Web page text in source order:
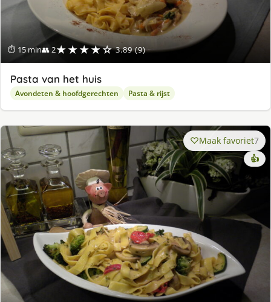
⏱ 15 min👥 2★★★★☆ 3.89 (9)
Pasta van het huis
Avondeten & hoofdgerechten Pasta & rijst
Maak favoriet7
👍